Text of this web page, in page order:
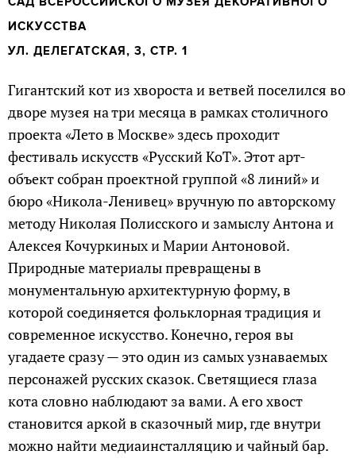
ИСКУССТВА
УЛ. ДЕЛЕГАТСКАЯ, 3, СТР. 1
Гигантский кот из хвороста и ветвей поселился во
дворе музея на три месяца в рамках столичного
проекта «Лето в Москве» здесь проходит
фестиваль искусств «Русский КоТ». Этот арт-
объект собран проектной группой «8 линий» и
бюро «Никола-Ленивец» вручную по авторскому
методу Николая Полисского и замыслу Антона и
Алексея Кочуркиных и Марии Антоновой.
Природные материалы превращены в
монументальную архитектурную форму, в
которой соединяется фольклорная традиция и
современное искусство. Конечно, героя вы
угадаете сразу — это один из самых узнаваемых
персонажей русских сказок. Светящиеся глаза
кота словно наблюдают за вами. А его хвост
становится аркой в сказочный мир, где внутри
можно найти медиаинсталляцию и чайный бар.